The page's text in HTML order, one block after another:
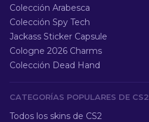
Colección Arabesca
Colección Spy Tech
Jackass Sticker Capsule
Cologne 2026 Charms
Colección Dead Hand
CATEGORÍAS POPULARES DE CS2
Todos los skins de CS2